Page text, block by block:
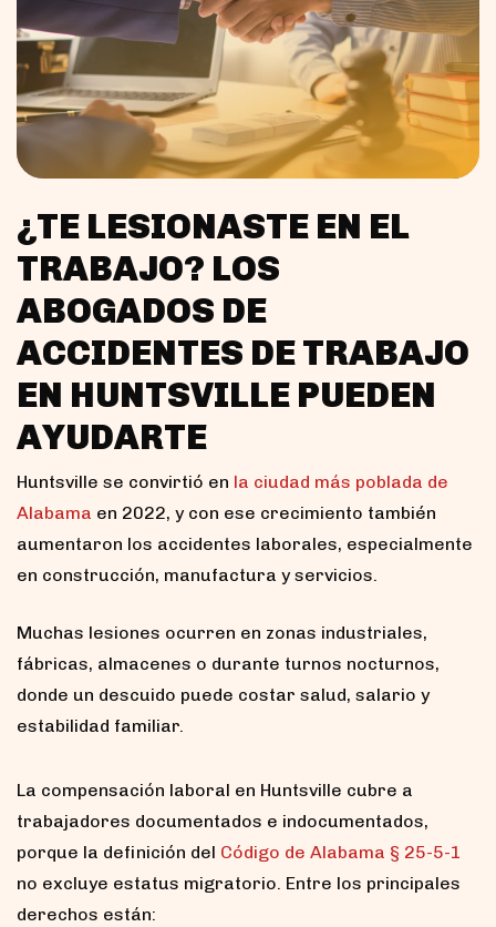
¿TE LESIONASTE EN EL
TRABAJO? LOS
ABOGADOS DE
ACCIDENTES DE TRABAJO
EN HUNTSVILLE PUEDEN
AYUDARTE
Huntsville se convirtió en la ciudad más poblada de
Alabama en 2022, y con ese crecimiento también
aumentaron los accidentes laborales, especialmente
en construcción, manufactura y servicios.
Muchas lesiones ocurren en zonas industriales,
fábricas, almacenes o durante turnos nocturnos,
donde un descuido puede costar salud, salario y
estabilidad familiar.
La compensación laboral en Huntsville cubre a
trabajadores documentados e indocumentados,
porque la definición del Código de Alabama § 25-5-1
no excluye estatus migratorio. Entre los principales
derechos están: